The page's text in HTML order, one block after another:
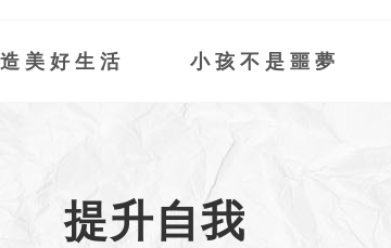
美好生活 小孩不是噩夢
提升自我